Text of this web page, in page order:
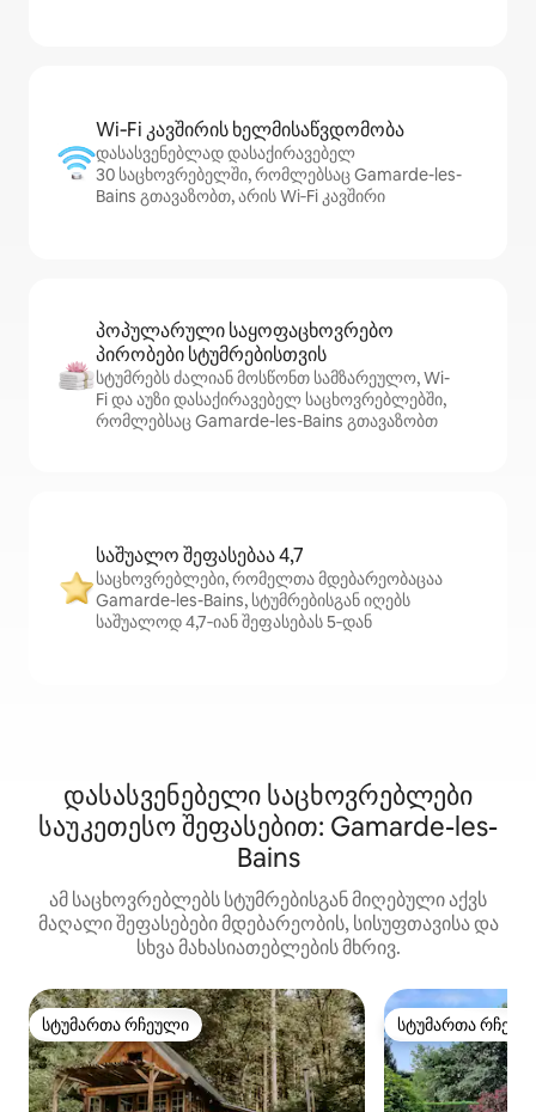
Wi‑Fi კავშირის ხელმისაწვდომობა
დასასვენებლად დასაქირავებელ
30 საცხოვრებელში, რომლებსაც Gamarde-les-
Bains გთავაზობთ, არის Wi‑Fi კავშირი
პოპულარული საყოფაცხოვრებო
პირობები სტუმრებისთვის
სტუმრებს ძალიან მოსწონთ სამზარეულო, Wi-
Fi და აუზი დასაქირავებელ საცხოვრებლებში,
რომლებსაც Gamarde-les-Bains გთავაზობთ
საშუალო შეფასებაა 4,7
საცხოვრებლები, რომელთა მდებარეობაცაა
Gamarde-les-Bains, სტუმრებისგან იღებს
საშუალოდ 4,7‑იან შეფასებას 5‑დან
დასასვენებელი საცხოვრებლები
საუკეთესო შეფასებით: Gamarde-les-
Bains
ამ საცხოვრებლებს სტუმრებისგან მიღებული აქვს
მაღალი შეფასებები მდებარეობის, სისუფთავისა და
სხვა მახასიათებლების მხრივ.
სტუმართა რჩეული
სტუმართა რჩეული სტუმართა
სტუმართა